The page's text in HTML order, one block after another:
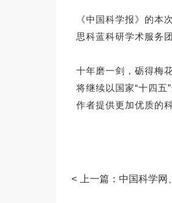
《中国科学报》的
思科蓝科研学术服务
十年磨一剑，砺得梅
将继续以国家“十四
作者提供更加优质的
<